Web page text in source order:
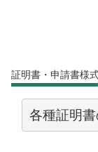
証明書・申請書様
各種証明